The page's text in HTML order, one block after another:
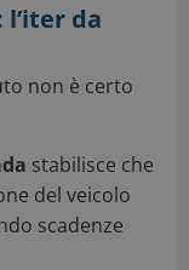
da
non è certo
stabilisce che
del veicolo
scadenze